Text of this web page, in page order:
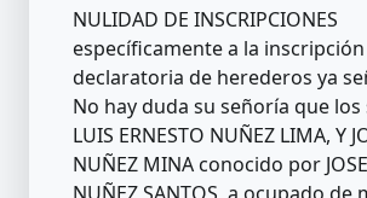
NULIDAD DE INSCRIPCIONES
específicamente a la
declaratoria de herederos ya
No hay duda su señoría que los
LUIS ERNESTO NUÑEZ LIMA, Y
NUÑEZ MINA conocido por